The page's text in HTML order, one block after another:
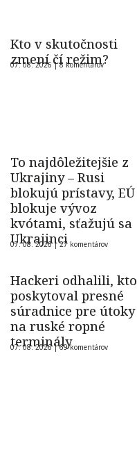
Kto v skutočnosti
zmení čí režim?
07. 08. 2026 |8 komentárov
To najdôležitejšie z
Ukrajiny – Rusi
blokujú prístavy, EÚ
blokuje vývoz
kvótami, sťažujú sa
Ukrajinci
07. 08. 2026 |27 komentárov
Hackeri odhalili, kto
poskytoval presné
súradnice pre útoky
na ruské ropné
terminály
07. 08. 2026 |69 komentárov